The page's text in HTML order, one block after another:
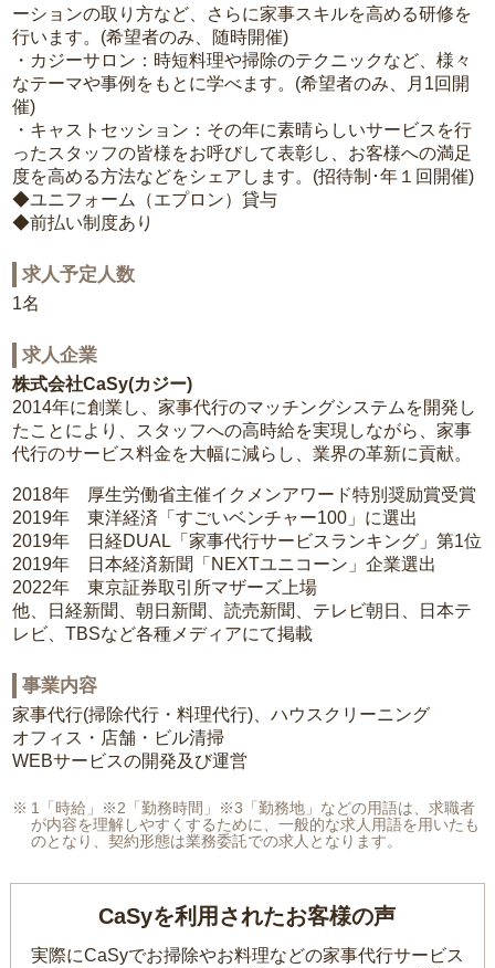
ーションの取り方など、さらに家事スキルを高める研修を
行います。(希望者のみ、随時開催)
・カジーサロン：時短料理や掃除のテクニックなど、様々
なテーマや事例をもとに学べます。(希望者のみ、月1回開
催)
・キャストセッション：その年に素晴らしいサービスを行
ったスタッフの皆様をお呼びして表彰し、お客様への満足
度を高める方法などをシェアします。(招待制･年１回開催)
◆ユニフォーム（エプロン）貸与
◆前払い制度あり
求人予定人数
1名
求人企業
株式会社CaSy(カジー)
2014年に創業し、家事代行のマッチングシステムを開発し
たことにより、スタッフへの高時給を実現しながら、家事
代行のサービス料金を大幅に減らし、業界の革新に貢献。
2018年 厚生労働省主催イクメンアワード特別奨励賞受賞
2019年 東洋経済「すごいベンチャー100」に選出
2019年 日経DUAL「家事代行サービスランキング」第1位
2019年 日本経済新聞「NEXTユニコーン」企業選出
2022年 東京証券取引所マザーズ上場
他、日経新聞、朝日新聞、読売新聞、テレビ朝日、日本テ
レビ、TBSなど各種メディアにて掲載
事業内容
家事代行(掃除代行・料理代行)、ハウスクリーニング
オフィス・店舗・ビル清掃
WEBサービスの開発及び運営
1「時給」※2「勤務時間」※3「勤務地」などの用語は、求職者
が内容を理解しやすくするために、一般的な求人用語を用いたも
のとなり、契約形態は業務委託での求人となります。
CaSyを利用されたお客様の声
実際にCaSyでお掃除やお料理などの家事代行サービス